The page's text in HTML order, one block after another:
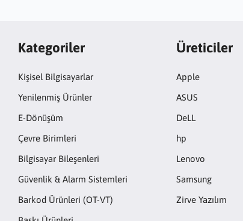
Kategoriler
Kişisel Bilgisayarlar
Yenilenmiş Ürünler
E-Dönüşüm
Çevre Birimleri
Bilgisayar Bileşenleri
Güvenlik & Alarm Sistemleri
Barkod Ürünleri (OT-VT)
Üreticiler
Apple
ASUS
DeLL
hp
Lenovo
Samsung
Zirve Yazılım